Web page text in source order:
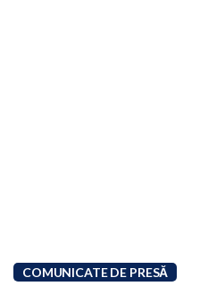
COMUNICATE DE PRESĂ